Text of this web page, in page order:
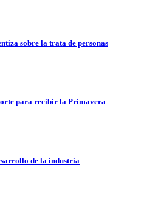
sobre la trata de personas
para recibir la Primavera
de la industria